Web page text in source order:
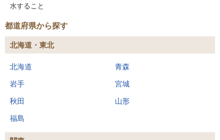
水すること
都道府県から探す
北海道・東北
北海道 青森
岩手 宮城
秋田 山形
福島